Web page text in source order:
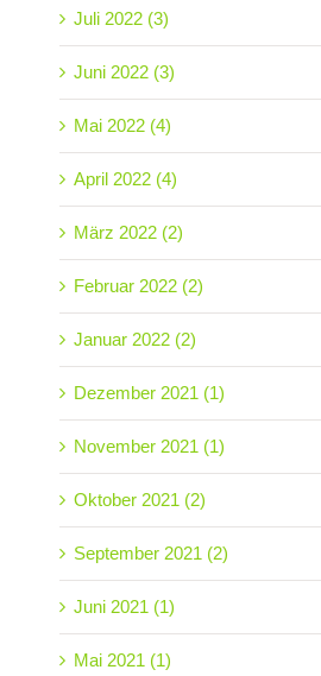
Juli 2022 (3)
Juni 2022 (3)
Mai 2022 (4)
April 2022 (4)
März 2022 (2)
Februar 2022 (2)
Januar 2022 (2)
Dezember 2021 (1)
November 2021 (1)
Oktober 2021 (2)
September 2021 (2)
Juni 2021 (1)
Mai 2021 (1)